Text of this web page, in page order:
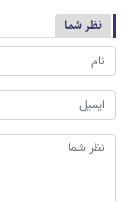
نظر شما